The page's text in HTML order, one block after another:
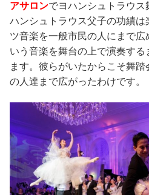
アサロンでヨハンシュトラウス
ハンシュトラウス父子の功績
ツ音楽を一般市民の人にまで広
いう音楽を舞台の上で演奏す
ます。彼らがいたからこそ舞
の人達まで広がったわけです。